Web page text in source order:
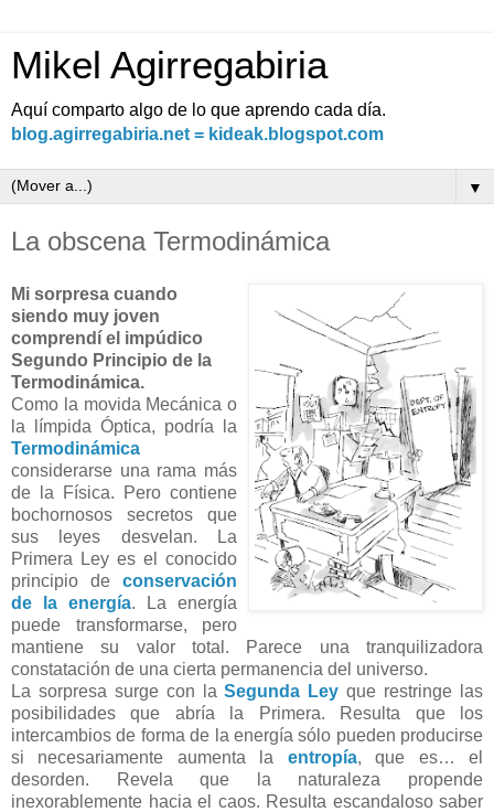
Mikel Agirregabiria
Aquí comparto algo de lo que aprendo cada día.
blog.agirregabiria.net = kideak.blogspot.com
▼
La obscena Termodinámica
Mi sorpresa cuando
siendo muy joven
comprendí el impúdico
Segundo Principio de la
Termodinámica.
Como la movida Mecánica o
la límpida Óptica, podría la
Termodinámica
considerarse una rama más
de la Física. Pero contiene
bochornosos secretos que
sus leyes desvelan. La
Primera Ley es el conocido
principio de conservación
de la energía. La energía
puede transformarse, pero
mantiene su valor total. Parece una tranquilizadora
constatación de una cierta permanencia del universo.
La sorpresa surge con laSegunda Ley que restringe las
posibilidades que abría la Primera. Resulta que los
intercambios de forma de la energía sólo pueden producirse
si necesariamente aumenta la entropía, que es… el
desorden. Revela que la naturaleza propende
inexorablemente hacia el caos. Resulta escandaloso saber